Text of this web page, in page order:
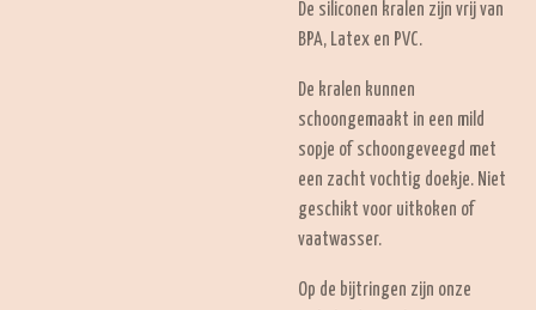
De siliconen kralen zijn vrij van
BPA, Latex en PVC.
De kralen kunnen
schoongemaakt in een mild
sopje of schoongeveegd met
een zacht vochtig doekje. Niet
geschikt voor uitkoken of
vaatwasser.
Op de bijtringen zijn onze